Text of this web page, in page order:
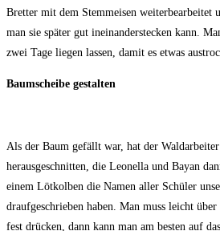
Bretter mit dem Stemmeisen weiterbearbeitet
man sie später gut ineinanderstecken kann.
zwei Tage liegen lassen, damit es etwas
Baumscheibe gestalten
Als der Baum gefällt war, hat der
herausgeschnitten, die Leonella und Bayan
einem Lötkolben die Namen aller Schüler
draufgeschrieben haben. Man muss leicht
fest drücken, dann kann man am besten auf